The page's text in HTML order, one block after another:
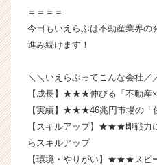
リ
e
e
r
C
r
＝＝＝＝
今日もいえらぶは不動産業界の
進み続けます！
＼＼いえらぶってこんな会社
【成長】★★★伸びる「不動産
【実績】★★★46兆円市場の「
【スキルアップ】★★★即戦力
らスキルアップ
【環境・やりがい】★★★スピ